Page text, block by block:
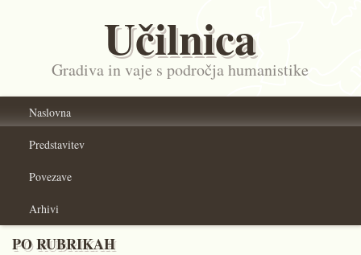
Učilnica
Gradiva in vaje s področja humanistike
Naslovna
Predstavitev
Povezave
Arhivi
PO RUBRIKAH